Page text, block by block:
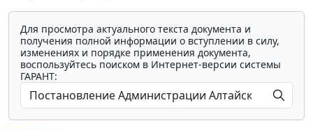
Для просмотра актуального текста документа и
получения полной информации о вступлении в силу,
изменениях и порядке применения документа,
воспользуйтесь поиском в Интернет-версии системы
ГАРАНТ: